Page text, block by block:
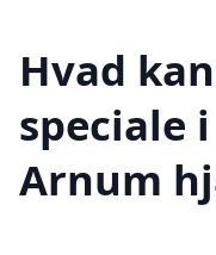
Hvad
speciale
Arnum